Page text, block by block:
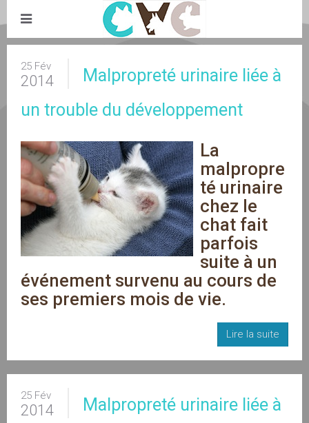
25 Fév
2014
Malpropreté urinaire liée à
un trouble du développement
La
malpropre
té urinaire
chez le
chat fait
parfois
suite à un
événement survenu au cours de
ses premiers mois de vie.
Lire la suite
25 Fév
2014
Malpropreté urinaire liée à